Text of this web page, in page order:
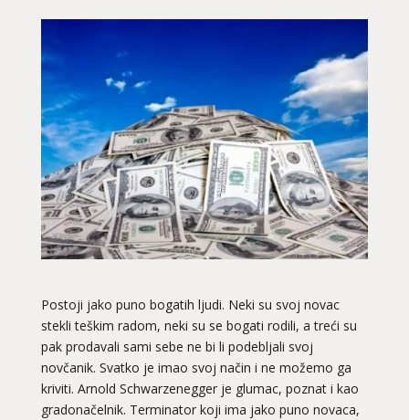
Postoji jako puno bogatih ljudi. Neki su svoj novac
stekli teškim radom, neki su se bogati rodili, a treći su
pak prodavali sami sebe ne bi li podebljali svoj
novčanik. Svatko je imao svoj način i ne možemo ga
kriviti. Arnold Schwarzenegger je glumac, poznat i kao
gradonačelnik. Terminator koji ima jako puno novaca,